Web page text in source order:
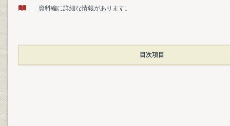
… 資料編に詳細な情報があります。
目次項目